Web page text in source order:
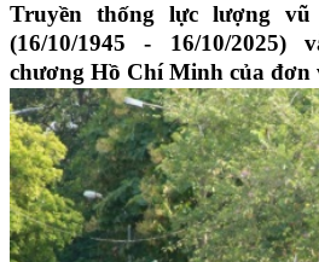
Truyền thống lực lượng
(16/10/1945 - 16/10/
chương Hồ Chí Minh của đơn